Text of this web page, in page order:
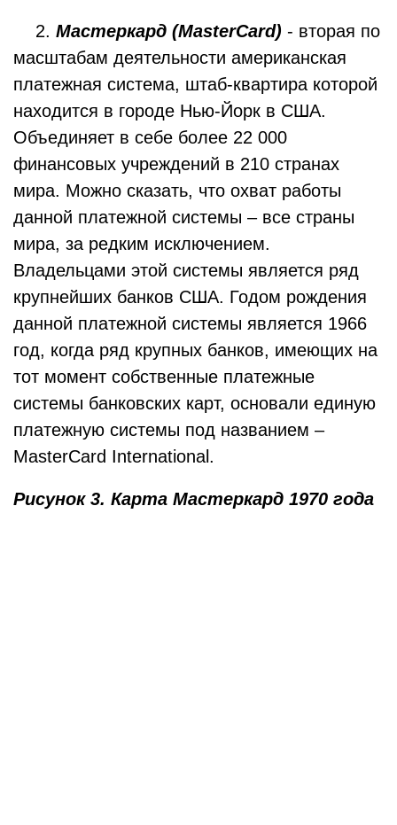
2. Мастеркард (MasterCard) - вторая по
масштабам деятельности американская
платежная система, штаб-квартира которой
находится в городе Нью-Йорк в США.
Объединяет в себе более 22 000
финансовых учреждений в 210 странах
мира. Можно сказать, что охват работы
данной платежной системы – все страны
мира, за редким исключением.
Владельцами этой системы является ряд
крупнейших банков США. Годом рождения
данной платежной системы является 1966
год, когда ряд крупных банков, имеющих на
тот момент собственные платежные
системы банковских карт, основали единую
платежную системы под названием –
MasterCard International.
Рисунок 3. Карта Мастеркард 1970 года